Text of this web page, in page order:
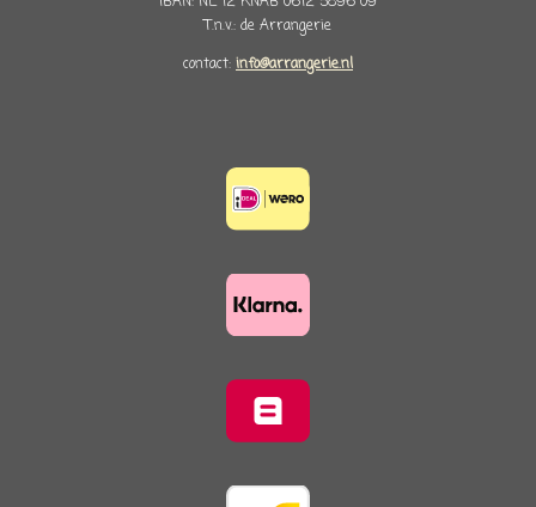
T.n.v.: de Arrangerie
contact: info@arrangerie.nl